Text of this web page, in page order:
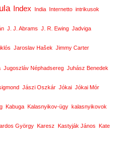
Index India Internetto intrikusok
J. J. Abrams J. R. Ewing Jadviga
Jaroslav Hašek Jimmy Carter
Jugoszláv Néphadsereg Juhász Benedek
Jászi Oszkár Jókai Jókai Mór
Kabuga Kalasnyikov-ügy kalasnyikovok
György Karesz Kastyják János Kate